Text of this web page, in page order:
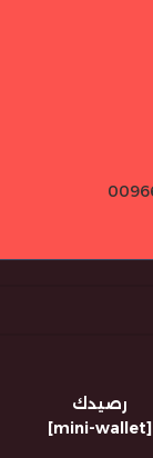
رصيدك
[mini-wallet]